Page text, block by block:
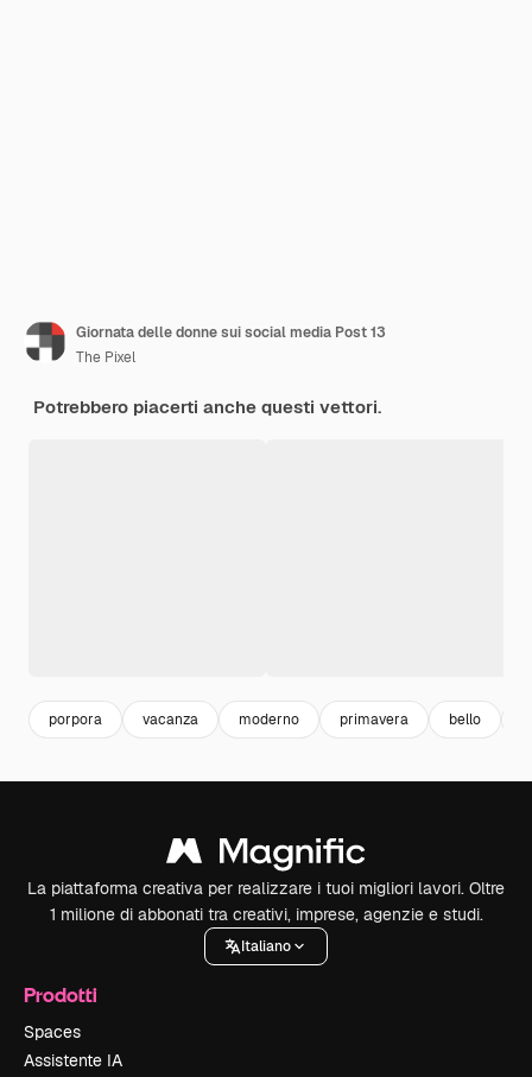
Giornata delle donne sui social media Post 13
The Pixel
Potrebbero piacerti anche questi vettori.
porpora vacanza moderno primavera bello
La piattaforma creativa per realizzare i tuoi migliori lavori. Oltre
1 milione di abbonati tra creativi, imprese, agenzie e studi.
Italiano
Prodotti
Spaces
Assistente IA